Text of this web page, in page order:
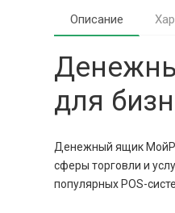
Описание
для
Денежный ящик
сферы торговли и
популярных POS-